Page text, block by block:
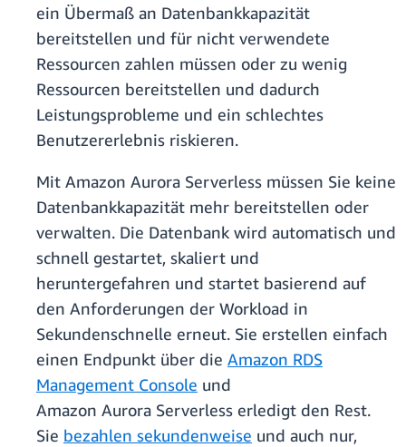
ein Übermaß an Datenbankkapazität
bereitstellen und für nicht verwendete
Ressourcen zahlen müssen oder zu wenig
Ressourcen bereitstellen und dadurch
Leistungsprobleme und ein schlechtes
Benutzererlebnis riskieren.
Mit Amazon Aurora Serverless müssen Sie keine
Datenbankkapazität mehr bereitstellen oder
verwalten. Die Datenbank wird automatisch und
schnell gestartet, skaliert und
heruntergefahren und startet basierend auf
den Anforderungen der Workload in
Sekundenschnelle erneut. Sie erstellen einfach
einen Endpunkt über die Amazon RDS
Management Console und
Amazon Aurora Serverless erledigt den Rest.
Sie bezahlen sekundenweise und auch nur,